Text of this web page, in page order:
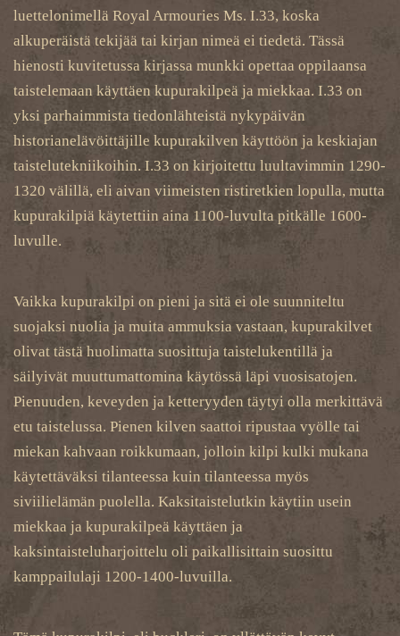
luettelonimellä Royal Armouries Ms. I.33, koska
alkuperäistä tekijää tai kirjan nimeä ei tiedetä. Tässä
hienosti kuvitetussa kirjassa munkki opettaa oppilaansa
taistelemaan käyttäen kupurakilpeä ja miekkaa. I.33 on
yksi parhaimmista tiedonlähteistä nykypäivän
historianelävöittäjille kupurakilven käyttöön ja keskiajan
taistelutekniikoihin. I.33 on kirjoitettu luultavimmin 1290-
1320 välillä, eli aivan viimeisten ristiretkien lopulla, mutta
kupurakilpiä käytettiin aina 1100-luvulta pitkälle 1600-
luvulle.
Vaikka kupurakilpi on pieni ja sitä ei ole suunniteltu
suojaksi nuolia ja muita ammuksia vastaan, kupurakilvet
olivat tästä huolimatta suosittuja taistelukentillä ja
säilyivät muuttumattomina käytössä läpi vuosisatojen.
Pienuuden, keveyden ja ketteryyden täytyi olla merkittävä
etu taistelussa. Pienen kilven saattoi ripustaa vyölle tai
miekan kahvaan roikkumaan, jolloin kilpi kulki mukana
käytettäväksi tilanteessa kuin tilanteessa myös
siviilielämän puolella. Kaksitaistelutkin käytiin usein
miekkaa ja kupurakilpeä käyttäen ja
kaksintaisteluharjoittelu oli paikallisittain suosittu
kamppailulaji 1200-1400-luvuilla.